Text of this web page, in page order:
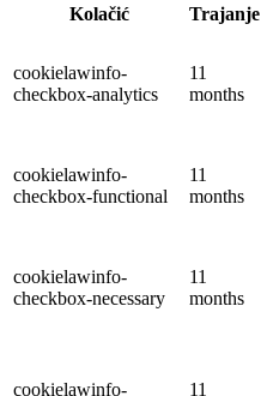
Kolačić
Trajanje
cookielawinfo-
checkbox-analytics
11
months
cookielawinfo-
checkbox-functional
11
months
cookielawinfo-
checkbox-necessary
11
months
cookielawinfo- 11